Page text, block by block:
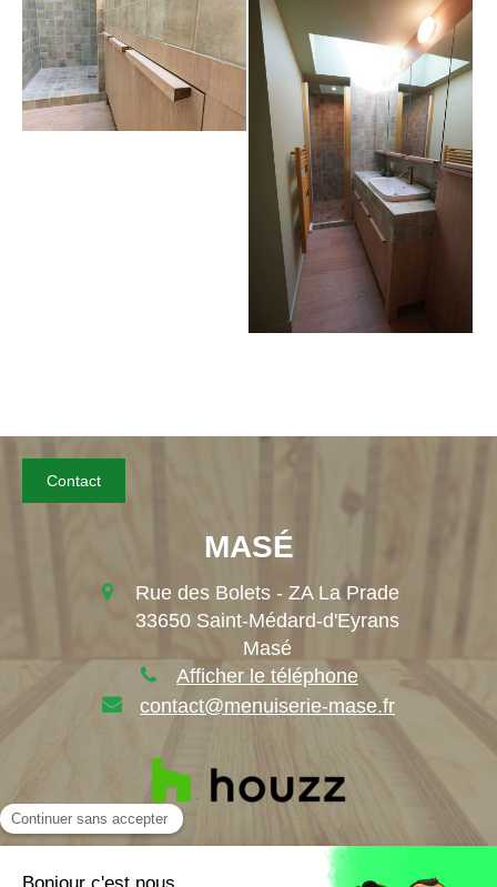
Contact
MASÉ
Rue des Bolets - ZA La Prade
33650 Saint-Médard-d'Eyrans
Masé
Afficher le téléphone
contact@menuiserie-mase.fr